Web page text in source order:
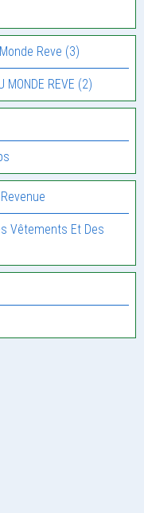
Reve (3)
MONDE REVE (2)
Vêtements Et Des